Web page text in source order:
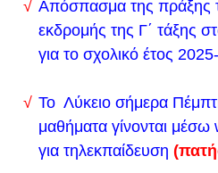
αυτόματα στο ΠΣ
αιτήσεις υποβάλλονται
σχολική μονάδα, από
έγκριση.
Παρακαλούνται όσοι
Απόσπασμα της πράξης
εκδρομής της Γ΄ τάξης
για το σχολικό έτος
Το Λύκειο σήμερα
μαθήματα γίνονται μέσω
για τηλεκπαίδευση